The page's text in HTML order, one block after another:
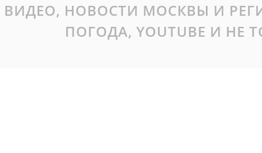
ВИДЕО, НОВОСТИ МОСКВЫ И
ПОГОДА, YOUTUBE И